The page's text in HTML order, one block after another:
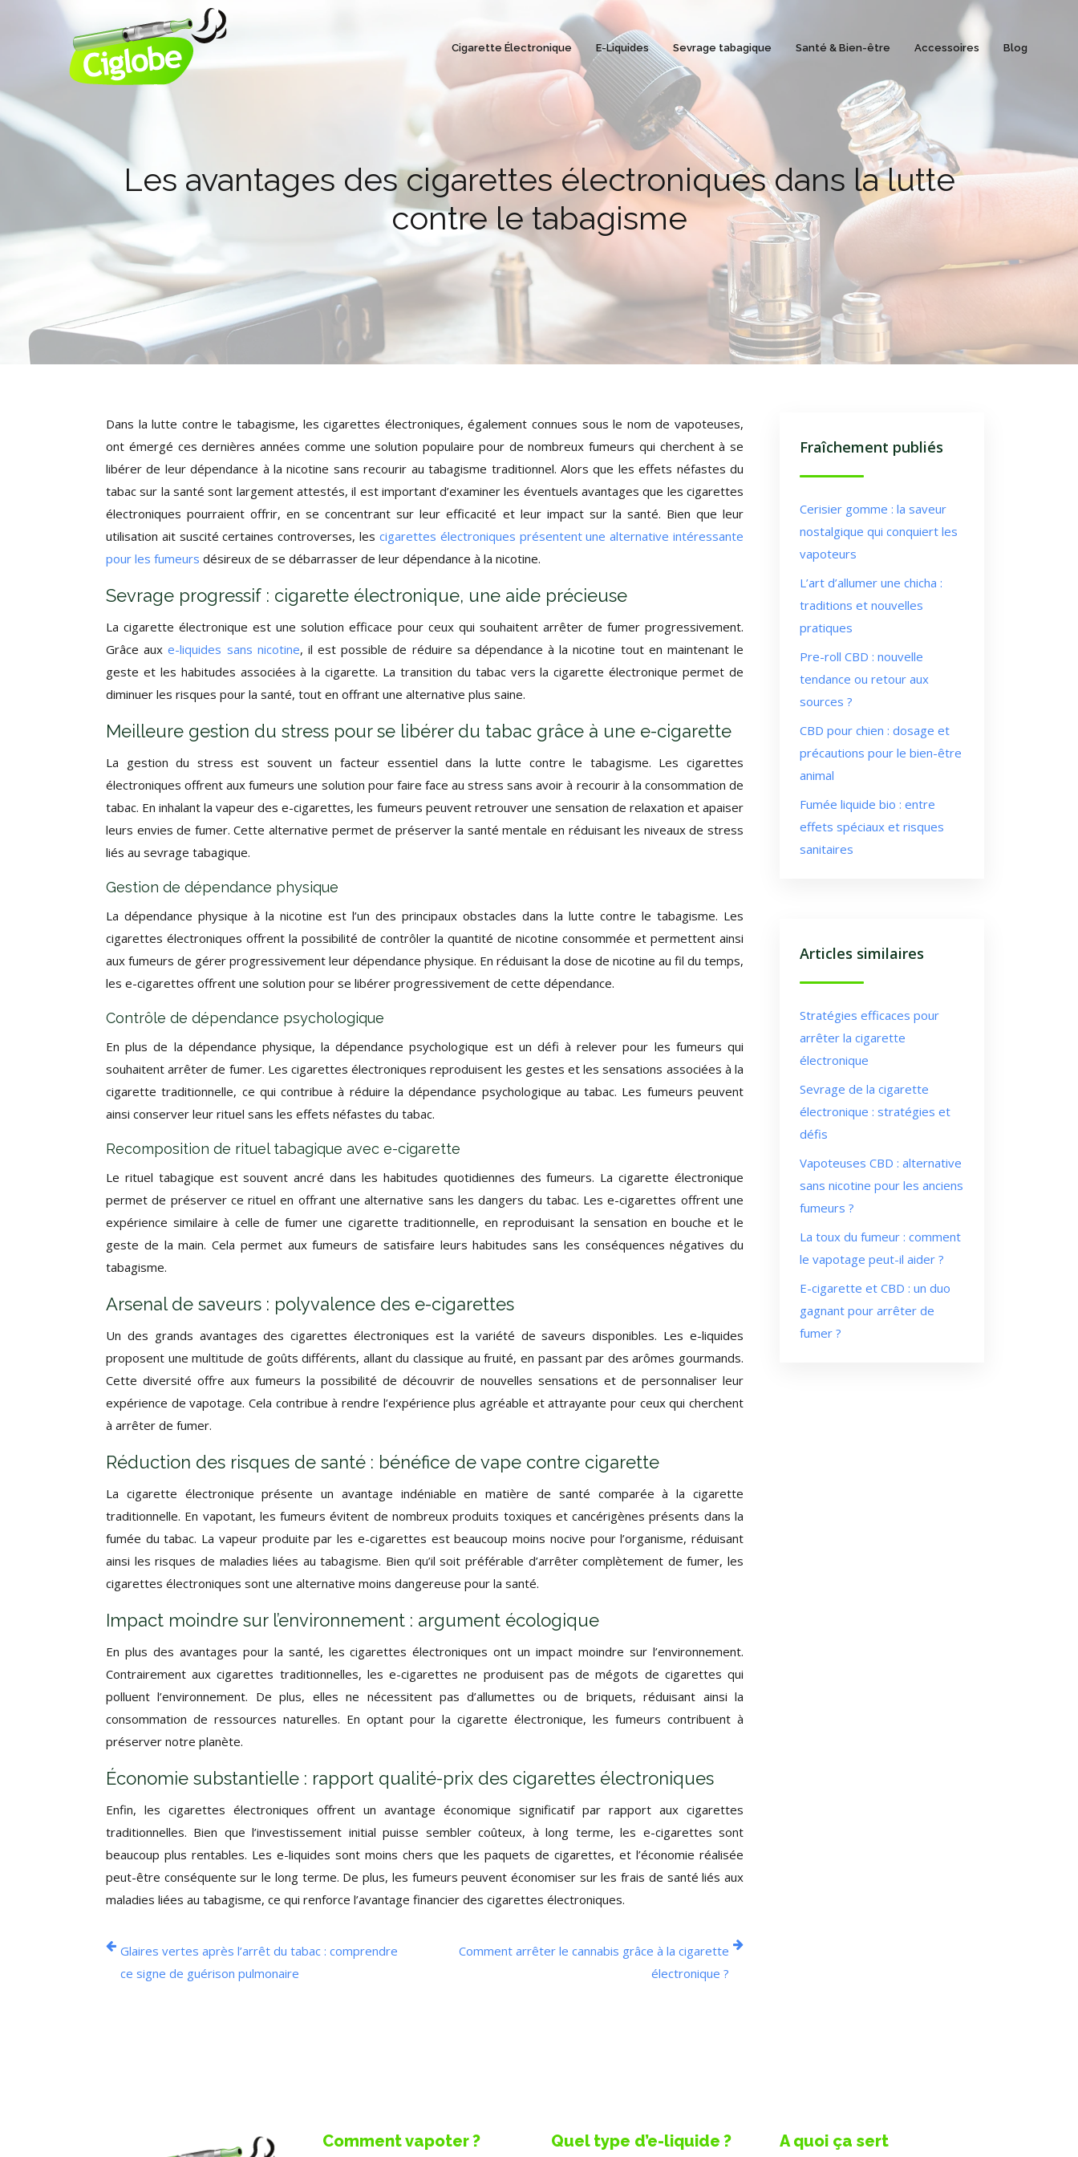
Cigarette Électronique E-Liquides Sevrage tabagique Santé & Bien-être Accessoires Blog
Les avantages des cigarettes électroniques dans la lutte
contre le tabagisme
Dans la lutte contre le tabagisme, les cigarettes électroniques, également connues sous le nom de vapoteuses,
ont émergé ces dernières années comme une solution populaire pour de nombreux fumeurs qui cherchent à se
libérer de leur dépendance à la nicotine sans recourir au tabagisme traditionnel. Alors que les effets néfastes du
tabac sur la santé sont largement attestés, il est important d’examiner les éventuels avantages que les cigarettes
électroniques pourraient offrir, en se concentrant sur leur efficacité et leur impact sur la santé. Bien que leur
utilisation ait suscité certaines controverses, les cigarettes électroniques présentent une alternative intéressante
pour les fumeurs désireux de se débarrasser de leur dépendance à la nicotine.
Sevrage progressif : cigarette électronique, une aide précieuse
La cigarette électronique est une solution efficace pour ceux qui souhaitent arrêter de fumer progressivement.
Grâce auxe-liquides sans nicotine, il est possible de réduire sa dépendance à la nicotine tout en maintenant le
geste et les habitudes associées à la cigarette. La transition du tabac vers la cigarette électronique permet de
diminuer les risques pour la santé, tout en offrant une alternative plus saine.
Meilleure gestion du stress pour se libérer du tabac grâce à une e-cigarette
La gestion du stress est souvent un facteur essentiel dans la lutte contre le tabagisme. Les cigarettes
électroniques offrent aux fumeurs une solution pour faire face au stress sans avoir à recourir à la consommation de
tabac. En inhalant la vapeur des e-cigarettes, les fumeurs peuvent retrouver une sensation de relaxation et apaiser
leurs envies de fumer. Cette alternative permet de préserver la santé mentale en réduisant les niveaux de stress
liés au sevrage tabagique.
Gestion de dépendance physique
La dépendance physique à la nicotine est l’un des principaux obstacles dans la lutte contre le tabagisme. Les
cigarettes électroniques offrent la possibilité de contrôler la quantité de nicotine consommée et permettent ainsi
aux fumeurs de gérer progressivement leur dépendance physique. En réduisant la dose de nicotine au fil du temps,
les e-cigarettes offrent une solution pour se libérer progressivement de cette dépendance.
Contrôle de dépendance psychologique
En plus de la dépendance physique, la dépendance psychologique est un défi à relever pour les fumeurs qui
souhaitent arrêter de fumer. Les cigarettes électroniques reproduisent les gestes et les sensations associées à la
cigarette traditionnelle, ce qui contribue à réduire la dépendance psychologique au tabac. Les fumeurs peuvent
ainsi conserver leur rituel sans les effets néfastes du tabac.
Recomposition de rituel tabagique avec e-cigarette
Le rituel tabagique est souvent ancré dans les habitudes quotidiennes des fumeurs. La cigarette électronique
permet de préserver ce rituel en offrant une alternative sans les dangers du tabac. Les e-cigarettes offrent une
expérience similaire à celle de fumer une cigarette traditionnelle, en reproduisant la sensation en bouche et le
geste de la main. Cela permet aux fumeurs de satisfaire leurs habitudes sans les conséquences négatives du
tabagisme.
Arsenal de saveurs : polyvalence des e-cigarettes
Un des grands avantages des cigarettes électroniques est la variété de saveurs disponibles. Les e-liquides
proposent une multitude de goûts différents, allant du classique au fruité, en passant par des arômes gourmands.
Cette diversité offre aux fumeurs la possibilité de découvrir de nouvelles sensations et de personnaliser leur
expérience de vapotage. Cela contribue à rendre l’expérience plus agréable et attrayante pour ceux qui cherchent
à arrêter de fumer.
Réduction des risques de santé : bénéfice de vape contre cigarette
La cigarette électronique présente un avantage indéniable en matière de santé comparée à la cigarette
traditionnelle. En vapotant, les fumeurs évitent de nombreux produits toxiques et cancérigènes présents dans la
fumée du tabac. La vapeur produite par les e-cigarettes est beaucoup moins nocive pour l’organisme, réduisant
ainsi les risques de maladies liées au tabagisme. Bien qu’il soit préférable d’arrêter complètement de fumer, les
cigarettes électroniques sont une alternative moins dangereuse pour la santé.
Impact moindre sur l’environnement : argument écologique
En plus des avantages pour la santé, les cigarettes électroniques ont un impact moindre sur l’environnement.
Contrairement aux cigarettes traditionnelles, les e-cigarettes ne produisent pas de mégots de cigarettes qui
polluent l’environnement. De plus, elles ne nécessitent pas d’allumettes ou de briquets, réduisant ainsi la
consommation de ressources naturelles. En optant pour la cigarette électronique, les fumeurs contribuent à
préserver notre planète.
Économie substantielle : rapport qualité-prix des cigarettes électroniques
Enfin, les cigarettes électroniques offrent un avantage économique significatif par rapport aux cigarettes
traditionnelles. Bien que l’investissement initial puisse sembler coûteux, à long terme, les e-cigarettes sont
beaucoup plus rentables. Les e-liquides sont moins chers que les paquets de cigarettes, et l’économie réalisée
peut-être conséquente sur le long terme. De plus, les fumeurs peuvent économiser sur les frais de santé liés aux
maladies liées au tabagisme, ce qui renforce l’avantage financier des cigarettes électroniques.
Glaires vertes après l’arrêt du tabac : comprendre
ce signe de guérison pulmonaire
Comment arrêter le cannabis grâce à la cigarette
électronique ?
Fraîchement publiés
Cerisier gomme : la saveur
nostalgique qui conquiert les
vapoteurs
L’art d’allumer une chicha :
traditions et nouvelles
pratiques
Pre-roll CBD : nouvelle
tendance ou retour aux
sources ?
CBD pour chien : dosage et
précautions pour le bien-être
animal
Fumée liquide bio : entre
effets spéciaux et risques
sanitaires
Articles similaires
Stratégies efficaces pour
arrêter la cigarette
électronique
Sevrage de la cigarette
électronique : stratégies et
défis
Vapoteuses CBD : alternative
sans nicotine pour les anciens
fumeurs ?
La toux du fumeur : comment
le vapotage peut-il aider ?
E-cigarette et CBD : un duo
gagnant pour arrêter de
fumer ?
Comment vapoter ? Quel type d’e-liquide ?
A quoi ça sert